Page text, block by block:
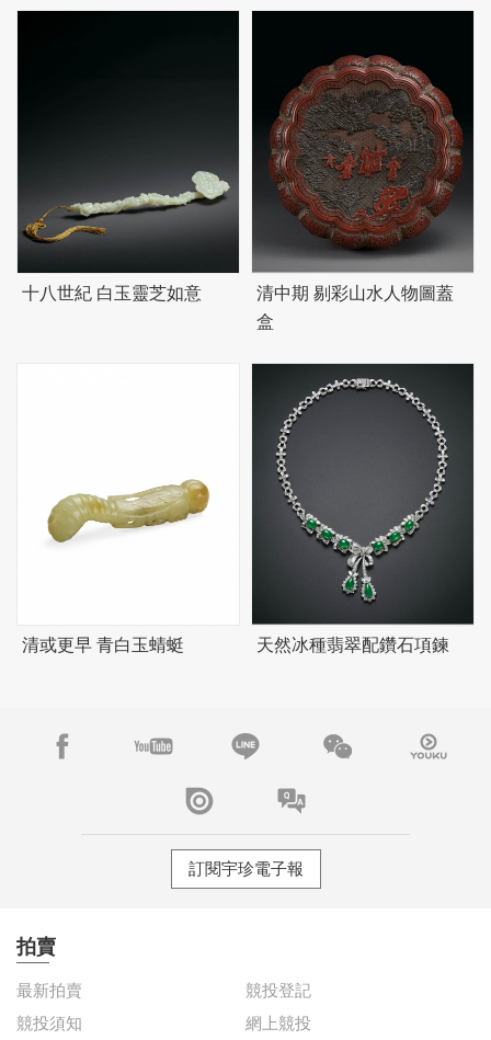
十八世紀 白玉靈芝如意
清中期 剔彩山水人物圖蓋
盒
清或更早 青白玉蜻蜓 天然冰種翡翠配鑽石項鍊
訂閱宇珍電子報
拍賣
最新拍賣
競投登記
競投須知
網上競投